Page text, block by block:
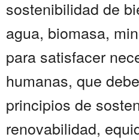
sostenibilidad de
agua, biomasa,
para satisfacer
humanas, que
principios de
renovabilidad,